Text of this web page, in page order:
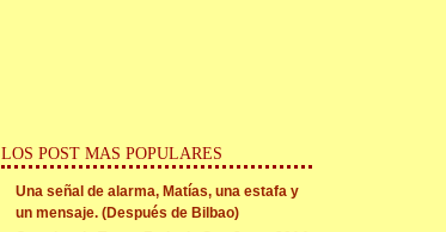
LOS POST MAS POPULARES
Una señal de alarma, Matías, una estafa y
un mensaje. (Después de Bilbao)